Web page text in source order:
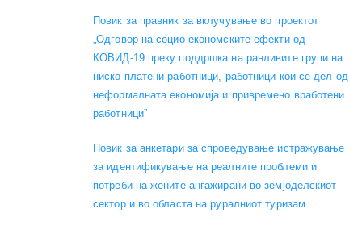
Повик за правник за вклучување во проектот
„Одговор на социо-економските ефекти од
КОВИД-19 преку поддршка на ранливите групи на
ниско-платени работници, работници кои се дел од
неформалната економија и привремено вработени
работници”
Повик за анкетари за спроведување истражување
за идентификување на реалните проблеми и
потреби на жените ангажирани во земјоделскиот
сектор и во областа на руралниот туризам